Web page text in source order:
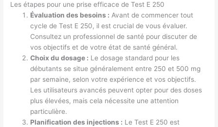
Les étapes pour une prise efficace de Test E 250
Évaluation des besoins : Avant de commencer tout
cycle de Test E 250, il est crucial de vous évaluer.
Consultez un professionnel de santé pour discuter de
vos objectifs et de votre état de santé général.
Choix du dosage : Le dosage standard pour les
débutants se situe généralement entre 250 et 500 mg
par semaine, selon votre expérience et vos objectifs.
Les utilisateurs avancés peuvent opter pour des doses
plus élevées, mais cela nécessite une attention
particulière.
Planification des injections : Le Test E 250 est